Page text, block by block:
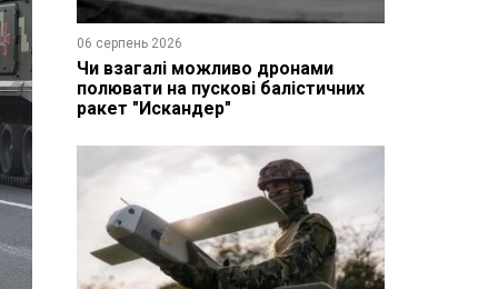
06 серпень 2026
Чи взагалі можливо дронами
полювати на пускові балістичних
ракет "Искандер"